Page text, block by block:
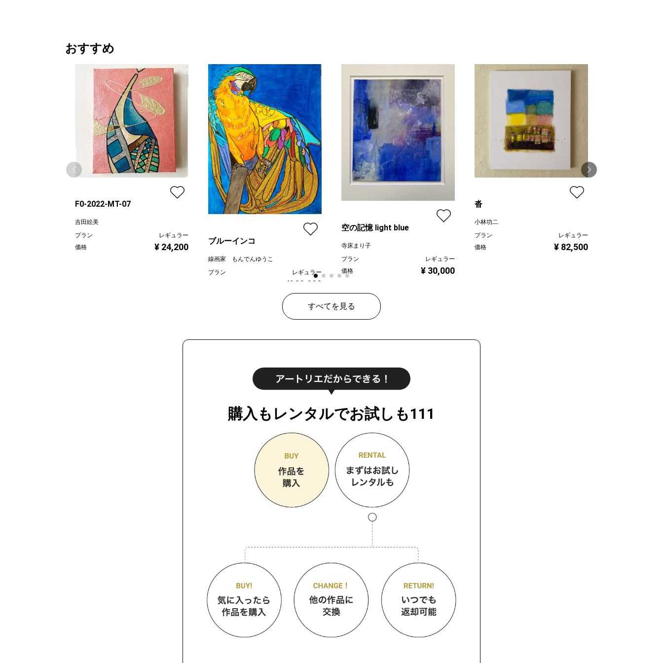
おすすめ
F0-2022-MT-07
吉田絵美
プラン
レギュラー
価格
¥ 24,200
ブルーインコ
線画家 もんでんゆうこ
プラン
レギュラー
¥ 80,000
空の記憶 light blue
寺床まり子
プラン
レギュラー
価格
¥ 30,000
沓
小林功二
プラン
レギュラー
価格
¥ 82,500
すべてを見る
購入もレンタルでお試しも111